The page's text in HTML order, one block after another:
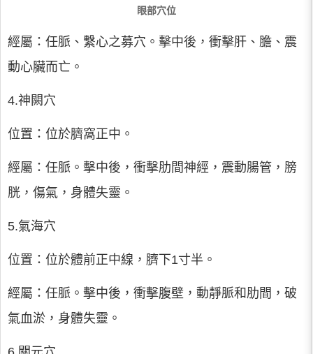
眼部穴位
經屬：任脈、繫心之募穴。擊中後，衝擊肝、膽、震
動心臟而亡。
4.神闕穴
位置：位於臍窩正中。
經屬：任脈。擊中後，衝擊肋間神經，震動腸管，膀
胱，傷氣，身體失靈。
5.氣海穴
位置：位於體前正中線，臍下1寸半。
經屬：任脈。擊中後，衝擊腹壁，動靜脈和肋間，破
氣血淤，身體失靈。